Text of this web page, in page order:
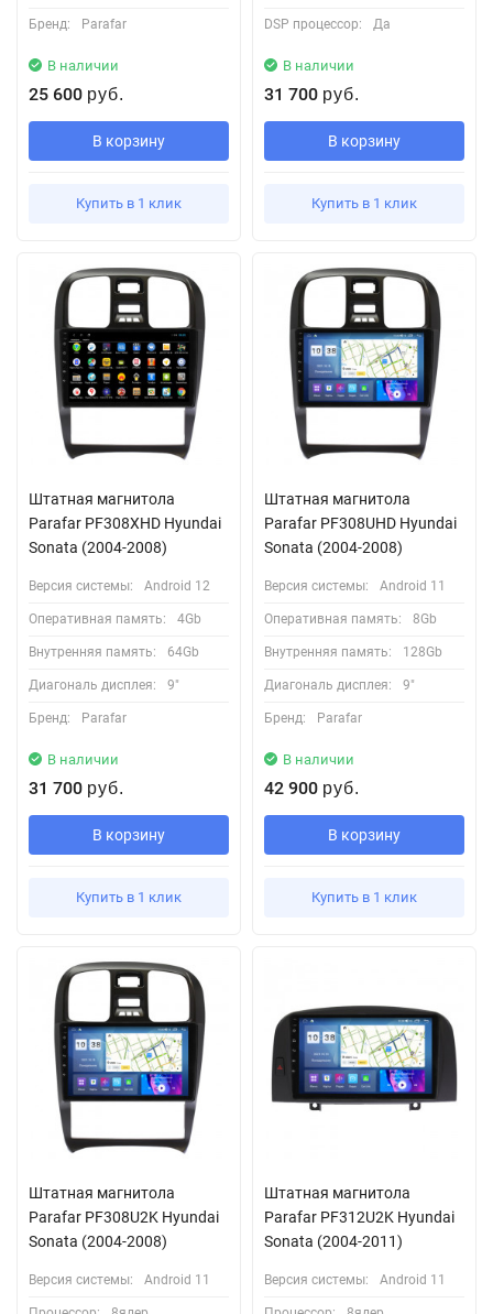
Бренд: Parafar
В наличии
25 600 руб.
В корзину
Купить в 1 клик
DSP процессор: Да
В наличии
31 700 руб.
В корзину
Купить в 1 клик
Штатная магнитола
Parafar PF308XHD Hyundai
Sonata (2004-2008)
Версия системы: Android 12
Оперативная память: 4Gb
Внутренняя память: 64Gb
Диагональ дисплея: 9"
Бренд: Parafar
В наличии
31 700 руб.
В корзину
Купить в 1 клик
Штатная магнитола
Parafar PF308UHD Hyundai
Sonata (2004-2008)
Версия системы: Android 11
Оперативная память: 8Gb
Внутренняя память: 128Gb
Диагональ дисплея: 9"
Бренд: Parafar
В наличии
42 900 руб.
В корзину
Купить в 1 клик
Штатная магнитола
Parafar PF308U2K Hyundai
Sonata (2004-2008)
Версия системы: Android 11
Штатная магнитола
Parafar PF312U2K Hyundai
Sonata (2004-2011)
Версия системы: Android 11